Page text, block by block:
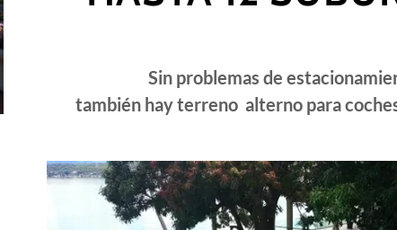
Sin problemas de
también hay terreno alterno para